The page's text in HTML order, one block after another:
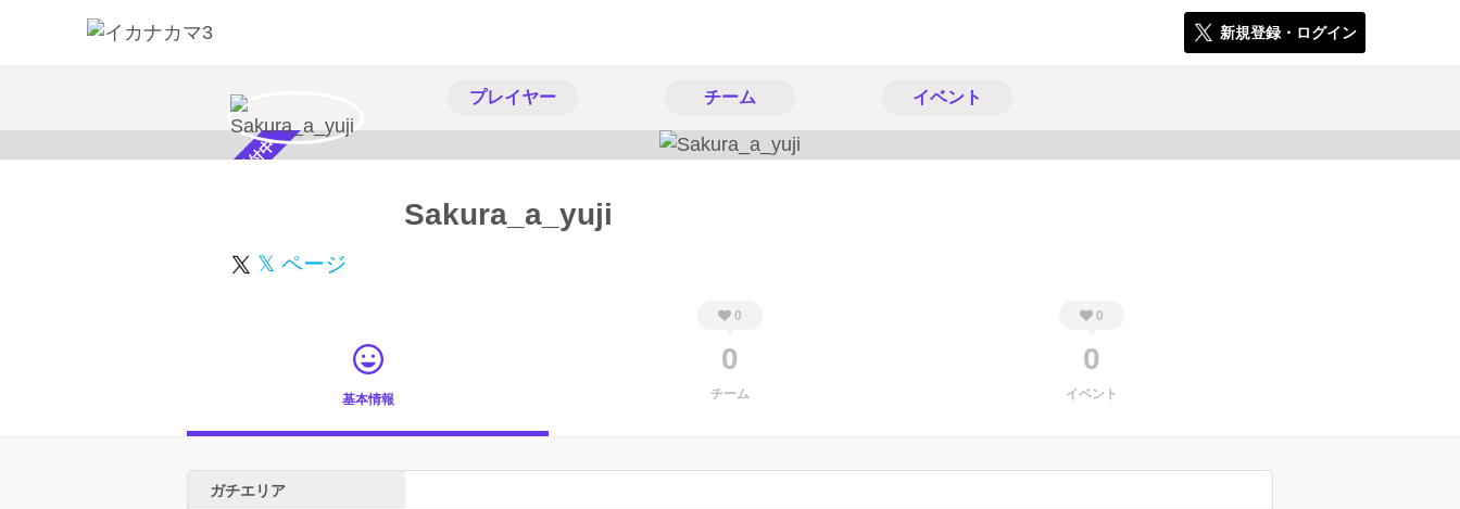
新規登録・ログイン
プレイヤー チーム イベント
スカウト受付中 Sakura_a_yuji
𝕏 ページ
基本情報
0
0
チーム
0
0
イベント
ガチエリア